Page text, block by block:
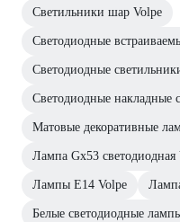
Светильники шар Volpe
Светодиодные
Светодиодные
Светодиодные накладные
Матовые декоративные
Лампа Gx53 светодиодная
Лампы E14 Volpe
Белые светодиодные